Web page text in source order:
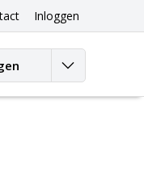
Inloggen